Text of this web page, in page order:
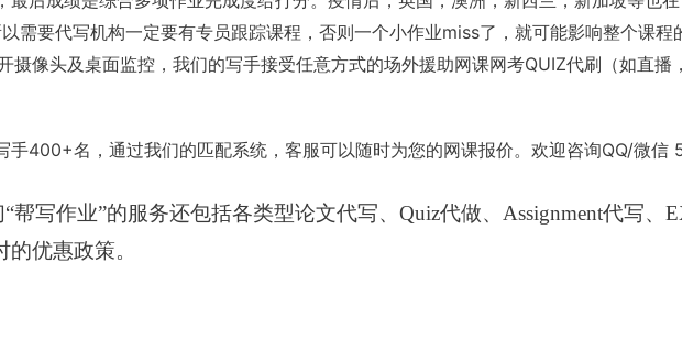
需要代写机构一定要有专员跟踪课程，否则一个小作业miss了，就可能影响整个课程
摄像头及桌面监控，我们的写手接受任意方式的场外援助网课网考QUIZ代刷（如直播
手400+名，通过我们的匹配系统，客服可以随时为您的网课报价。欢迎咨询QQ/微信
帮写作业”的服务还包括各类型论文代写、Quiz代做、Assignment代写、
优惠政策。